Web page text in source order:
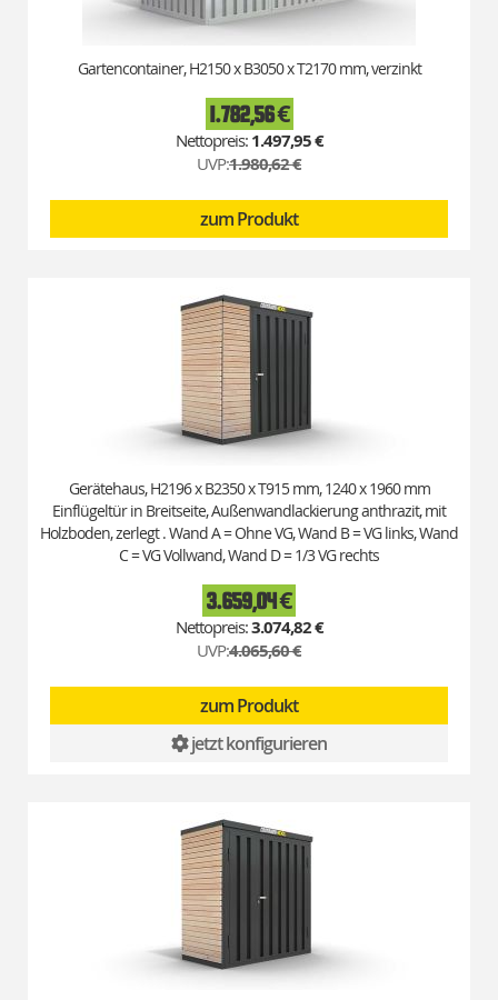
Gartencontainer, H2150 x B3050 x T2170 mm, verzinkt
Special
Price
1.782,56 €
1.497,95 €
UVP:1.980,62 €
zum Produkt
Gerätehaus, H2196 x B2350 x T915 mm, 1240 x 1960 mm
Einflügeltür in Breitseite, Außenwandlackierung anthrazit, mit
Holzboden, zerlegt . Wand A = Ohne VG, Wand B = VG links, Wand
C = VG Vollwand, Wand D = 1/3 VG rechts
Special
Price
3.659,04 €
3.074,82 €
UVP:4.065,60 €
zum Produkt
jetzt konfigurieren